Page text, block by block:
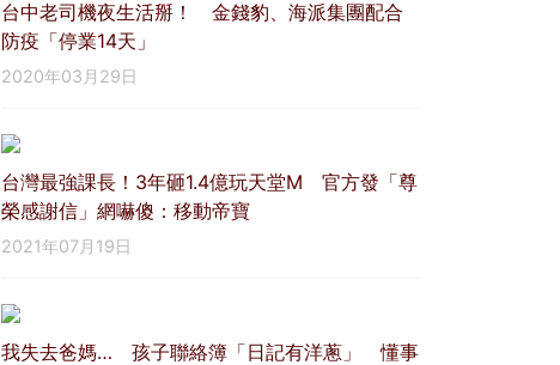
台中老司機夜生活掰！ 金錢豹、海派集團配合
防疫「停業14天」
2020年03月29日
台灣最強課長！3年砸1.4億玩天堂M 官方發「尊
榮感謝信」網嚇傻：移動帝寶
2021年07月19日
我失去爸媽… 孩子聯絡簿「日記有洋蔥」 懂事